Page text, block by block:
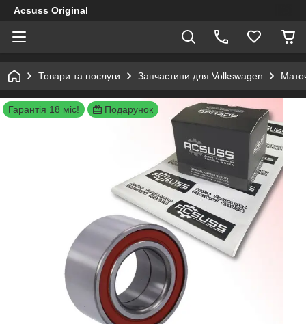
Acsuss Original
Товари та послуги Запчастини для Volkswagen
Гарантія 18 міс! Подарунок